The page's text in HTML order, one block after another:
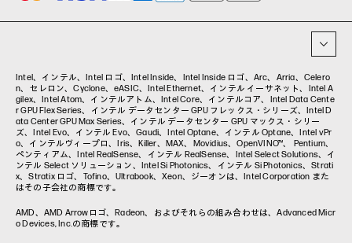
Intel、インテル、Intel ロゴ、Intel Inside、Intel Inside ロゴ、Arc、Arria、Celero
n、セレロン、Cyclone、eASIC、Intel Ethernet、インテル イーサネット、Intel A
gilex、Intel Atom、インテルアトム、Intel Core、インテルコア、Intel Data Cente
r GPU Flex Series、インテル データセンター GPU フレックス・シリーズ、Intel D
ata Center GPU Max Series、インテル データセンター GPU マックス・シリー
ズ、Intel Evo、インテル Evo、Gaudi、Intel Optane、インテル Optane、Intel vPr
o、インテルヴィープロ、Iris、Killer、MAX、Movidius、OpenVINO™、 Pentium、
ペンティアム、Intel RealSense、インテル RealSense、Intel Select Solutions、イ
ンテル Select ソリューション、Intel Si Photonics、インテル Si Photonics、Strati
x、Stratix ロゴ、Tofino、Ultrabook、Xeon、ジーオンは、Intel Corporation また
はその子会社の商標です。
AMD、AMD Arrowロゴ、Radeon、およびそれらの組み合わせは、Advanced Micr
o Devices, Inc.の商標です。